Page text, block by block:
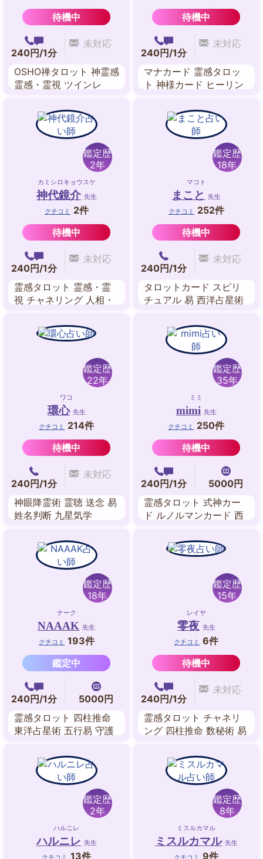
待機中
240円/1分
未対応
OSHO禅タロット 神霊感
霊感・霊視 ツインレ
ネリング 西洋占星術 前
世鑑定 ペンジュラム
待機中
240円/1分
未対応
マナカード 霊感タロッ
ト 神様カード ヒーリン
鑑定歴
2年
カミシロキョウスケ
神代鏡介 先生
クチコミ
2件
待機中
240円/1分
未対応
霊感タロット 霊感・霊
視 チャネリング 人相・
鑑定歴
18年
マコト
まこと 先生
クチコミ
252件
待機中
240円/1分
未対応
タロットカード スピリ
チュアル 易 西洋占星術
鑑定歴
22年
ワコ
環心 先生
クチコミ
214件
待機中
240円/1分
未対応
神眼降霊術 霊聴 送念 易
姓名判断 九星気学
鑑定歴
35年
ミミ
mimi 先生
クチコミ
250件
待機中
240円/1分
5000円
霊感タロット 式神カー
ド ルノルマンカード 西
鑑定歴
18年
ナーク
NAAAK 先生
クチコミ 193件
鑑定中
240円/1分
5000円
霊感タロット 四柱推命
東洋占星術 五行易 守護
断 奇門遁甲
鑑定歴
15年
レイヤ
零夜 先生
クチコミ
6件
待機中
240円/1分
未対応
霊感タロット チャネリ
ング 四柱推命 数秘術 易
鑑定歴
2年
ハルニレ
ハルニレ 先生
クチコミ 13件
鑑定歴
8年
ミスルカマル
ミスルカマル 先生
クチコミ 9件